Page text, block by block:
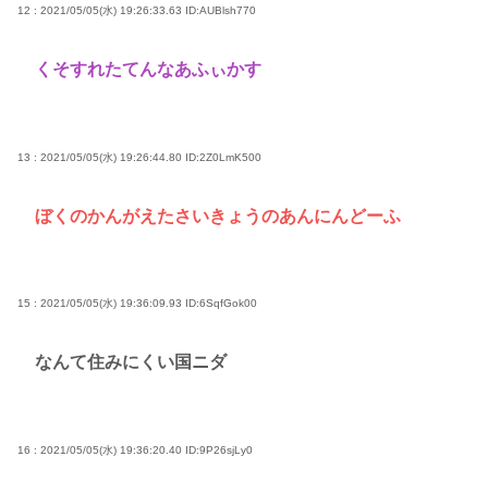
12 : 2021/05/05(水) 19:26:33.63 ID:AUBlsh770
くそすれたてんなあふぃかす
13 : 2021/05/05(水) 19:26:44.80 ID:2Z0LmK500
ぼくのかんがえたさいきょうのあんにんどーふ
15 : 2021/05/05(水) 19:36:09.93 ID:6SqfGok00
なんて住みにくい国ニダ
16 : 2021/05/05(水) 19:36:20.40 ID:9P26sjLy0